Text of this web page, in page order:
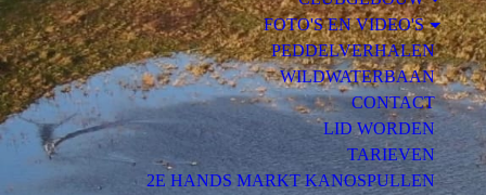
FOTO'S EN VIDEO'S
PEDDELVERHALEN
WILDWATERBAAN
CONTACT
LID WORDEN
TARIEVEN
2E HANDS MARKT KANOSPULLEN